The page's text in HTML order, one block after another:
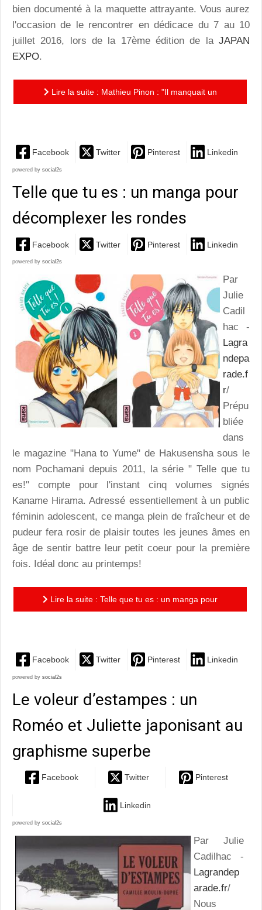
bien documenté à la maquette attrayante. Vous aurez
l'occasion de le rencontrer en dédicace du 7 au 10
juillet 2016, lors de la 17ème édition de la JAPAN
EXPO.
Lire la suite : Mathieu Pinon : "Il manquait un
Facebook Twitter Pinterest Linkedin
powered by social2s
Telle que tu es : un manga pour
décomplexer les rondes
Facebook Twitter Pinterest Linkedin
powered by social2s
Par
Julie
Cadil
hac -
Lagra
ndepa
rade.f
r/
Prépu
bliée
dans
le magazine "Hana to Yume" de Hakusensha sous le
nom Pochamani depuis 2011, la série " Telle que tu
es!" compte pour l'instant cinq volumes signés
Kaname Hirama. Adressé essentiellement à un public
féminin adolescent, ce manga plein de fraîcheur et de
pudeur fera rosir de plaisir toutes les jeunes âmes en
âge de sentir battre leur petit coeur pour la première
fois. Idéal donc au printemps!
Lire la suite : Telle que tu es : un manga pour
Facebook Twitter Pinterest Linkedin
powered by social2s
Le voleur d’estampes : un
Roméo et Juliette japonisant au
graphisme superbe
Facebook Twitter Pinterest
Linkedin
powered by social2s
Par Julie
Cadilhac -
Lagrandep
arade.fr/
Nous